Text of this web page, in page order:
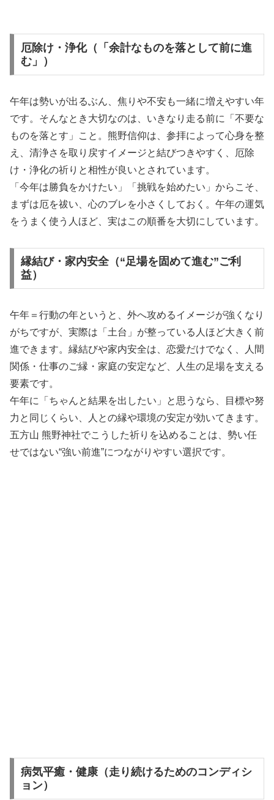
厄除け・浄化（「余計なものを落として前に進
む」）
午年は勢いが出るぶん、焦りや不安も一緒に増えやすい年
です。そんなとき大切なのは、いきなり走る前に「不要な
ものを落とす」こと。熊野信仰は、参拝によって心身を整
え、清浄さを取り戻すイメージと結びつきやすく、厄除
け・浄化の祈りと相性が良いとされています。
「今年は勝負をかけたい」「挑戦を始めたい」からこそ、
まずは厄を祓い、心のブレを小さくしておく。午年の運気
をうまく使う人ほど、実はこの順番を大切にしています。
縁結び・家内安全（“足場を固めて進む”ご利
益）
午年＝行動の年というと、外へ攻めるイメージが強くなり
がちですが、実際は「土台」が整っている人ほど大きく前
進できます。縁結びや家内安全は、恋愛だけでなく、人間
関係・仕事のご縁・家庭の安定など、人生の足場を支える
要素です。
午年に「ちゃんと結果を出したい」と思うなら、目標や努
力と同じくらい、人との縁や環境の安定が効いてきます。
五方山 熊野神社でこうした祈りを込めることは、勢い任
せではない“強い前進”につながりやすい選択です。
病気平癒・健康（走り続けるためのコンディシ
ョン）